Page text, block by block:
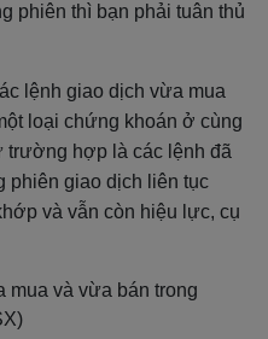
phiên thì bạn phải tuân thủ
lệnh giao dịch vừa mua
loại chứng khoán ở cùng
trường hợp là các lệnh đã
phiên giao dịch liên tục
và vẫn còn hiệu lực, cụ
mua và vừa bán trong